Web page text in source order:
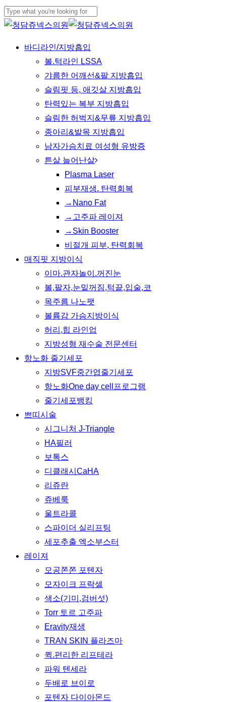
Skip
to
content
Close
Menu
바디라인/지방흡입
볼.턱라인 LSSA
갸름한 어깨선&팔 지방흡입
슬림핏 등, 애깃살 지방흡입
탄력있는 복부 지방흡입
슬림한 허벅지&무릎 지방흡입
종아리&발목 지방흡입
남자가슴치료 여성형 유방증
튼살 늘어난살
Plasma Laser
피부재생. 탄력회복
→Nano Fat
→고주파 레이져
→Skin Booster
비절개 피부, 탄력회복
매직핏 지방이식
이마.관자놀이.꺼진눈
볼,팔자,눈밑꺼짐,턱끝,입술,코
목주름 나노팻
볼륨감 가슴지방이식
허리,힙 라인업
지방성형 재수술 전문센터
항노화 줄기세포
지방SVF중간엽줄기세포
항노화One day cell프로그램
줄기세포뱅킹
쁘띠시술
시그니처 J-Triangle
HA필러
보톡스
디클래시CaHA
리쥬란
쥬베룩
울트라콜
스파이더 실리프팅
세포추출 엑소부스터
레이져
모공쫀쫀 포텐자
모자이크 프락셀
색소(기미,검버섯)
Torr 토르 고주파
Eravity재생
TRAN SKIN 플라즈마
퀵.편리한 리프테라
파워 텐세라
두배로 브이로
포텐자 다이아몬드